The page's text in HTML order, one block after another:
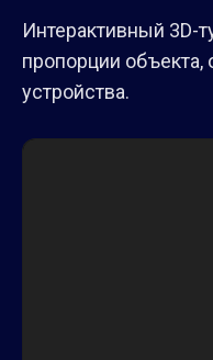
Интерактивный 3D-
пропорции объекта,
устройства.